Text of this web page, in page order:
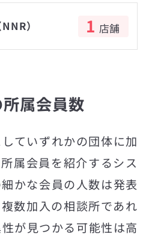
） 1 店舗
属会員数
ていずれかの団体に加
属会員を紹介するシス
かな会員の人数は発表
数加入の相談所であれ
が見つかる可能性は高